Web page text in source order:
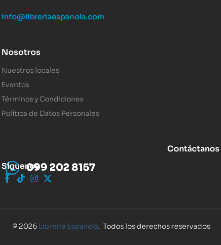
info@libreriaespanola.com
Nosotros
Nuestros locales
Eventos
Términos y Condiciones
Política de Datos Personales
Contáctanos
099 202 8157
Síguenos
© 2026 Librería Española. Todos los derechos reservados